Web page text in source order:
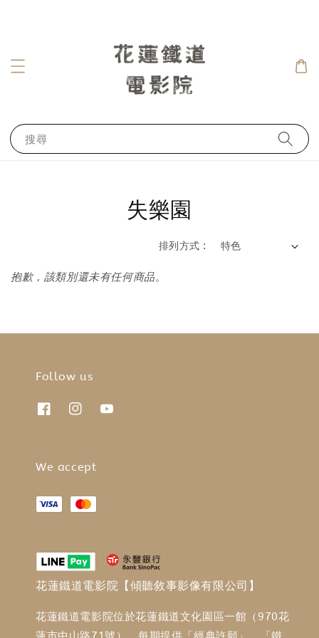
搜尋
失樂園
排列方式 :
抱歉，該類別還未有任何商品。
Follow us
We accept
花蓮鐵道電影院【傾聽敘事影像有限公司】
花蓮鐵道電影院位於花蓮鐵道文化園區一館（970花